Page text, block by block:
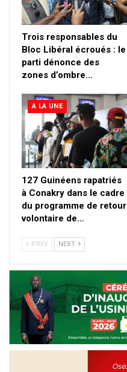
Trois responsables du
Bloc Libéral écroués : le
parti dénonce des
zones d’ombre…
A LA UNE
127 Guinéens rapatriés
à Conakry dans le cadre
du programme de retour
volontaire de…
PREV NEXT